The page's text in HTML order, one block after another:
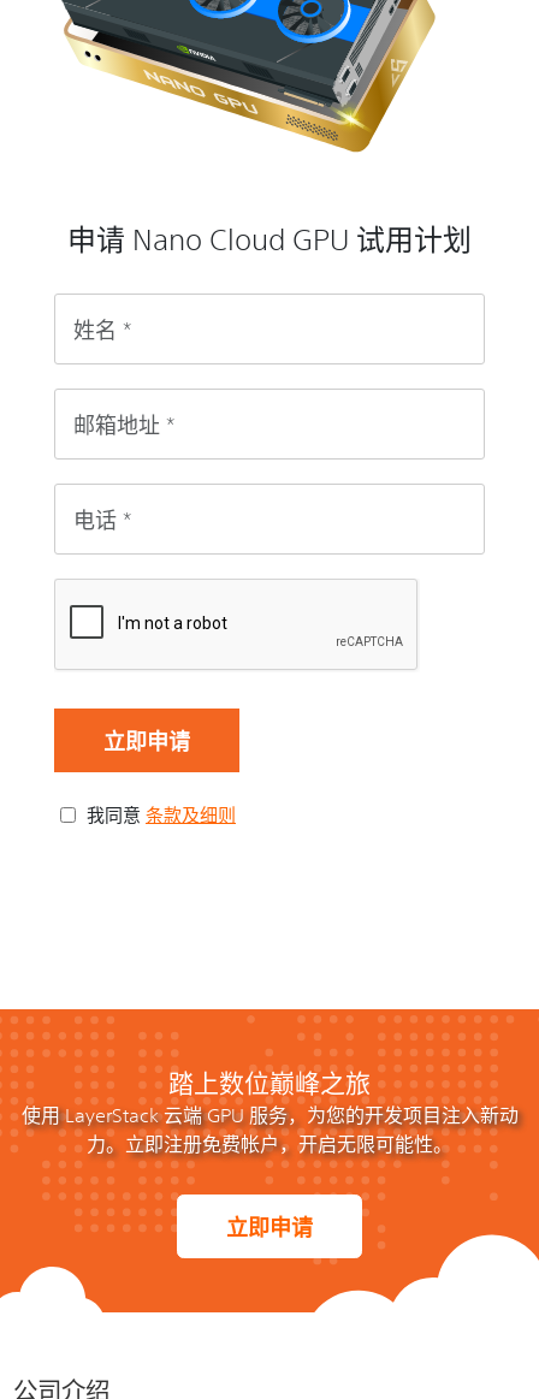
申请 Nano Cloud GPU 试用计划
我同意 条款及细则
踏上数位巅峰之旅
使用 LayerStack 云端 GPU 服务，为您的开发项目注入新动
力。立即注册免费帐户，开启无限可能性。
立即申请
公司介绍